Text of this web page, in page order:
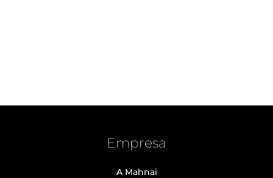
Empresa
A Mahnai